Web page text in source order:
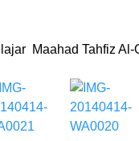
Maahad Tahfiz